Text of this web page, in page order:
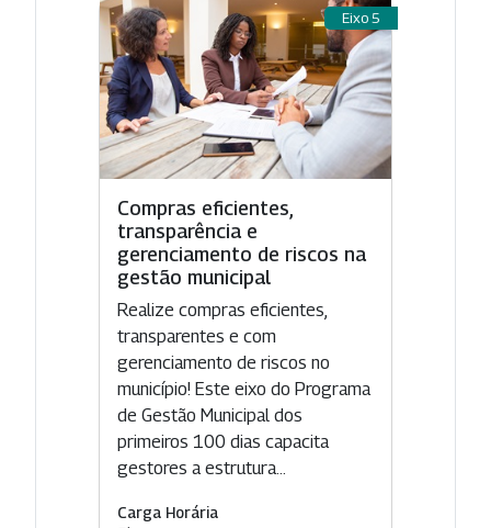
Eixo 5
Compras eficientes,
transparência e
gerenciamento de riscos na
gestão municipal
Realize compras eficientes,
transparentes e com
gerenciamento de riscos no
município! Este eixo do Programa
de Gestão Municipal dos
primeiros 100 dias capacita
gestores a estrutura...
Carga Horária